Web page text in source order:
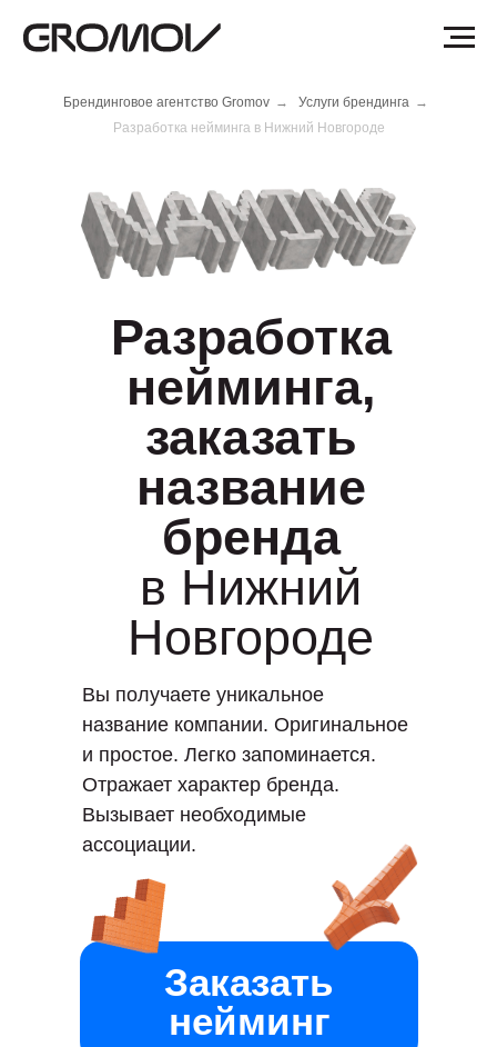
Брендинговое агентство Gromov → Услуги брендинга →
Разработка нейминга в Нижний Новгороде
Вы получаете уникальное
название компании. Оригинальное
и простое. Легко запоминается.
Отражает характер бренда.
Вызывает необходимые
ассоциации.
Заказать
нейминг
Разработка
нейминга,
заказать
название
бренда
в Нижний
Новгороде